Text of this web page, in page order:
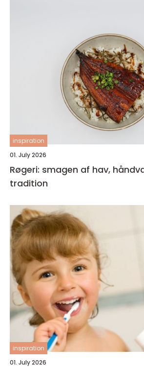
inspiration
01. July 2026
Røgeri: smagen af hav,
tradition
inspiration
01. July 2026